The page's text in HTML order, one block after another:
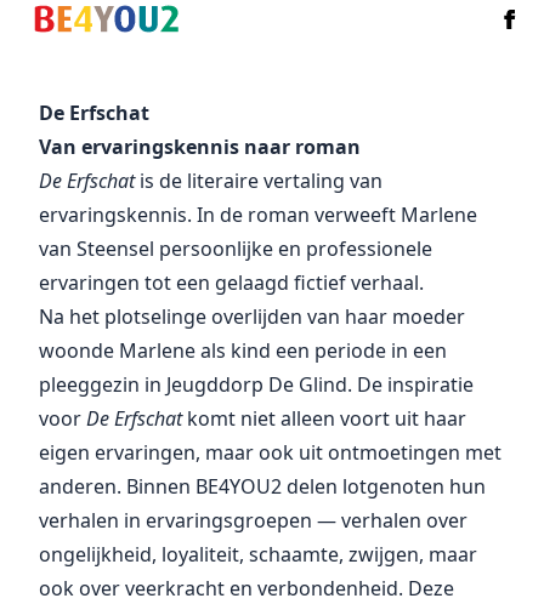
De Erfschat
Van ervaringskennis naar roman
De Erfschatis de literaire vertaling van
ervaringskennis. In de roman verweeft Marlene
van Steensel persoonlijke en professionele
ervaringen tot een gelaagd fictief verhaal.
Na het plotselinge overlijden van haar moeder
woonde Marlene als kind een periode in een
pleeggezin in Jeugddorp De Glind. De inspiratie
voorDe Erfschatkomt niet alleen voort uit haar
eigen ervaringen, maar ook uit ontmoetingen met
anderen. Binnen BE4YOU2 delen lotgenoten hun
verhalen in ervaringsgroepen — verhalen over
ongelijkheid, loyaliteit, schaamte, zwijgen, maar
ook over veerkracht en verbondenheid. Deze